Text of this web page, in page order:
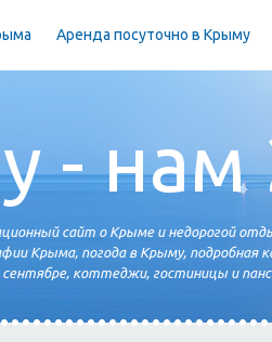
Аренда посуточно в Крыму
- нам
сайт о Крыме и недорогой
Крыма, погода в Крыму, подробная
коттеджи, гостиницы и